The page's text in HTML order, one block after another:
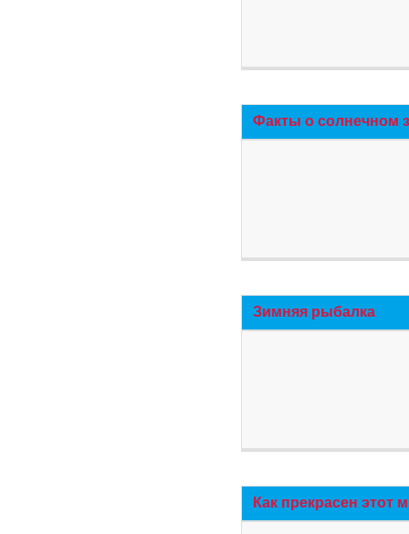
Факты о солнечном
Зимняя рыбалка
Как прекрасен этот